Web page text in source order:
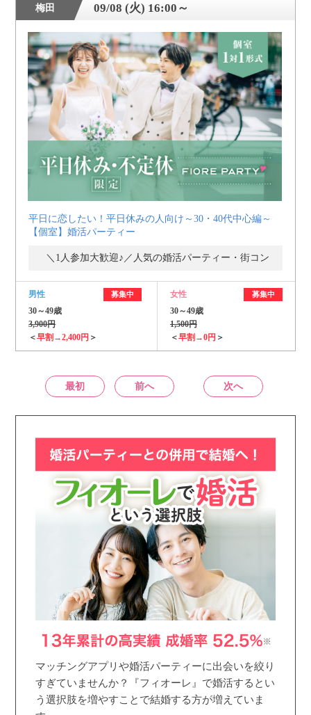
梅田 09/08 (火) 16:00～
平日に恋したい！平日休みの人向け～30・40代中心編～
【個室】婚活パーティー
＼1人参加大歓迎♪／人気の婚活パーティー・街コン
男性 募集中
30～49歳
3,900円
＜早割→2,400円 ＞
女性 募集中
30～49歳
1,500円
＜早割→0円 ＞
最初 前へ 次へ
マッチングアプリや婚活パーティーに出会いを絞り
すぎていませんか？『フィオーレ』で婚活するとい
う選択肢を増やすことで結婚する方が増えていま